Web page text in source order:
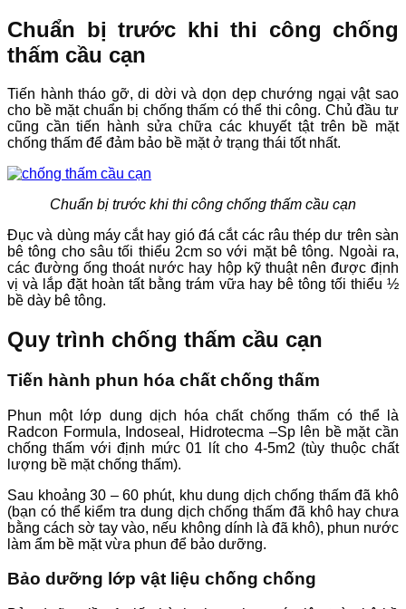
Chuẩn bị trước khi thi công chống
thấm cầu cạn
Tiến hành tháo gỡ, di dời và dọn dẹp chướng ngại vật sao
cho bề mặt chuẩn bị chống thấm có thể thi công. Chủ đầu tư
cũng cần tiến hành sửa chữa các khuyết tật trên bề mặt
chống thấm để đảm bảo bề mặt ở trạng thái tốt nhất.
Chuẩn bị trước khi thi công chống thấm cầu cạn
Đục và dùng máy cắt hay gió đá cắt các râu thép dư trên sàn
bê tông cho sâu tối thiểu 2cm so với mặt bê tông. Ngoài ra,
các đường ống thoát nước hay hộp kỹ thuật nên được định
vị và lắp đặt hoàn tất bằng trám vữa hay bê tông tối thiểu ½
bề dày bê tông.
Quy trình chống thấm cầu cạn
Tiến hành phun hóa chất chống thấm
Phun một lớp dung dịch hóa chất chống thấm có thể là
Radcon Formula, Indoseal, Hidrotecma –Sp lên bề mặt cần
chống thấm với định mức 01 lít cho 4-5m2 (tùy thuộc chất
lượng bề mặt chống thấm).
Sau khoảng 30 – 60 phút, khu dung dịch chống thấm đã khô
(bạn có thể kiểm tra dung dịch chống thấm đã khô hay chưa
bằng cách sờ tay vào, nếu không dính là đã khô), phun nước
làm ẩm bề mặt vừa phun để bảo dưỡng.
Bảo dưỡng lớp vật liệu chống chống